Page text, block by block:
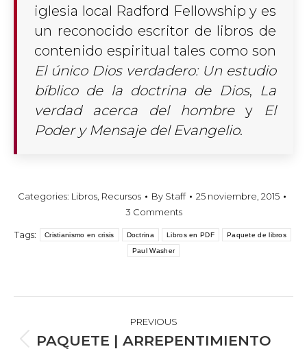
iglesia local Radford Fellowship y es
un reconocido escritor de libros de
contenido espiritual tales como son
El único Dios verdadero: Un estudio
bíblico de la doctrina de Dios, La
verdad acerca del hombrey El
Poder y Mensaje del Evangelio.
Categories: Libros, Recursos By Staff
25 noviembre, 2015
3 Comments
Tags: Cristianismo en crisis Doctrina Libros en PDF Paquete de libros
Paul Washer
NAVIGATIONPREVIOUS
PAQUETE | ARREPENTIMIENTO